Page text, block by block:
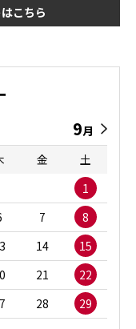
こちら
9月
金
土
1
7
8
14
15
21
22
28
29